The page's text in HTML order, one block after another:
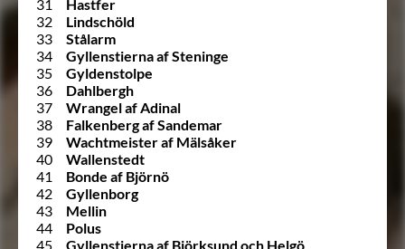
31
Hastfer
32
Lindschöld
33
Stålarm
34
Gyllenstierna af Steninge
35
Gyldenstolpe
36
Dahlbergh
37
Wrangel af Adinal
38
Falkenberg af Sandemar
39
Wachtmeister af Mälsåker
40
Wallenstedt
41
Bonde af Björnö
42
Gyllenborg
43
Mellin
44
Polus
45
Gyllenstierna af Björksund och Helgö